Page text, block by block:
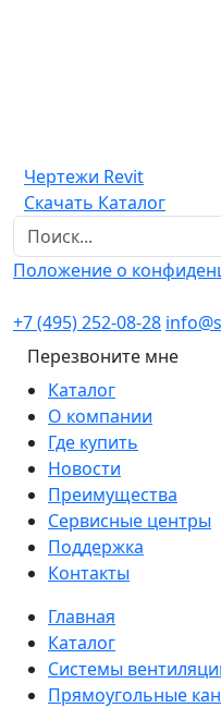
Чертежи Revit
Скачать Каталог
Положение о
+7 (495) 252-08-28
Перезвоните мне
Каталог
О компании
Где купить
Новости
Преимущества
Сервисные центры
Поддержка
Контакты
Главная
Каталог
Системы
Прямоугольные